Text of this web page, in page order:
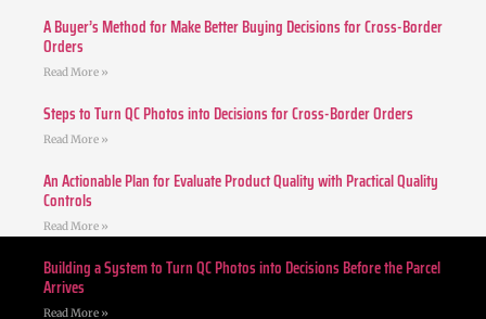
A Buyer’s Method for Make Better Buying Decisions for Cross-Border
Orders
Read More »
Steps to Turn QC Photos into Decisions for Cross-Border Orders
Read More »
An Actionable Plan for Evaluate Product Quality with Practical Quality
Controls
Read More »
Building a System to Turn QC Photos into Decisions Before the Parcel
Arrives
Read More »